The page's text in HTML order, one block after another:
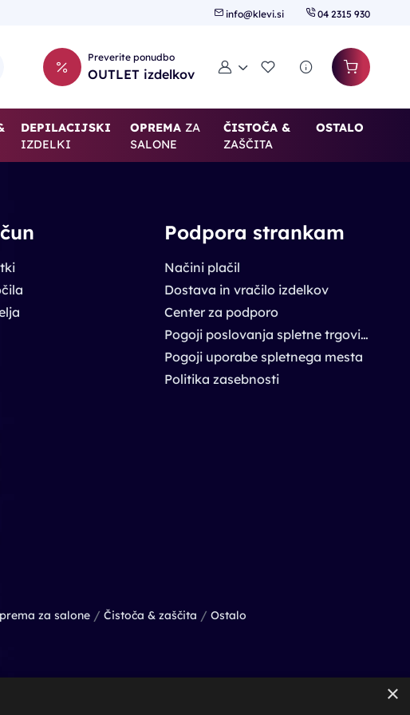
info@klevi.si 04 2315 930
Preverite ponudbo
OUTLET izdelkov Moj računSeznam želja
DEPILACIJSKI
IZDELKI
OPREMAZA
SALONE
ČISTOČA &
ZAŠČITA
OSTALO
Podpora strankam
Načini plačil
Dostava in vračilo izdelkov
Center za podporo
Pogoji poslovanja spletne trgovine
Pogoji uporabe spletnega mesta
Politika zasebnosti
za salone / Čistoča & zaščita / Ostalo
×